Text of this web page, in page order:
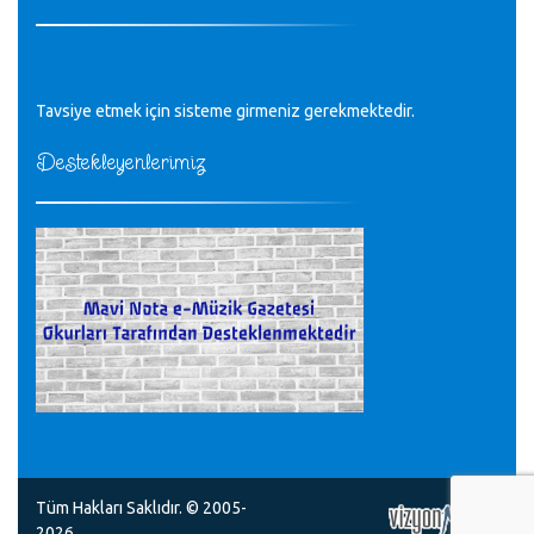
Tavsiye etmek için sisteme girmeniz gerekmektedir.
Destekleyenlerimiz
Tüm Hakları Saklıdır. © 2005-